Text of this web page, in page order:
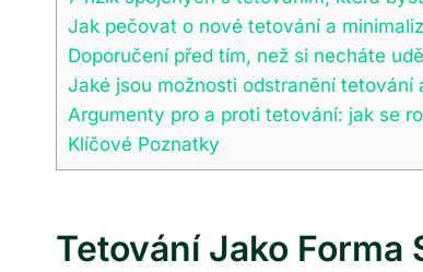
Jak pečovat o nové tetování a
Doporučení před tím, než si necháte
Jaké jsou možnosti odstranění tetování
Argumenty pro a proti tetování: jak se
Klíčové Poznatky
Tetování Jako Forma